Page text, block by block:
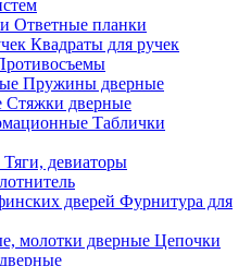
Ответные планки
Квадраты для ручек
Пружины дверные
Стяжки дверные
Таблички
Тяги, девиаторы
Фурнитура для
Цепочки